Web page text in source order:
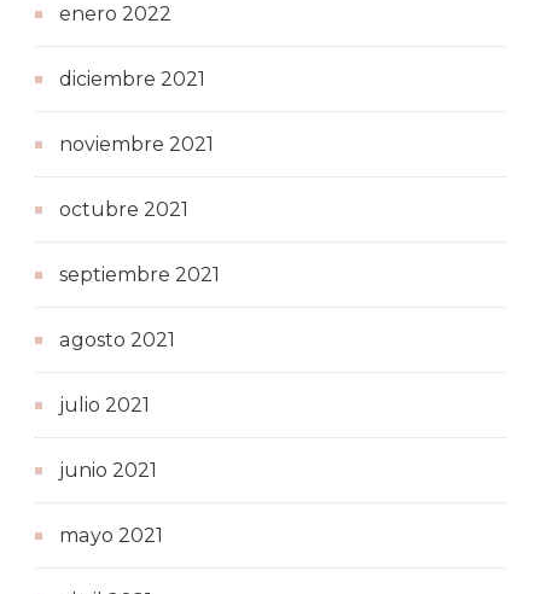
enero 2022
diciembre 2021
noviembre 2021
octubre 2021
septiembre 2021
agosto 2021
julio 2021
junio 2021
mayo 2021